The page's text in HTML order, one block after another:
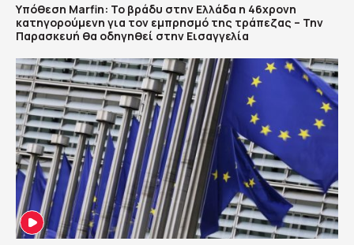
Υπόθεση Marfin: Το βράδυ στην Ελλάδα η 46χρονη
κατηγορούμενη για τον εμπρησμό της τράπεζας – Την
Παρασκευή θα οδηγηθεί στην Εισαγγελία